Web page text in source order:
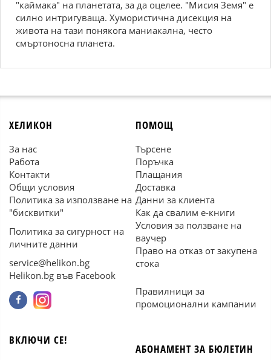
"каймака" на планетата, за да оцелее. "Мисия Земя" е
силно интригуваща. Хумористична дисекция на
живота на тази понякога маниакална, често
смъртоносна планета.
ХЕЛИКОН
За нас
Работа
Контакти
Общи условия
Политика за използване на
"бисквитки"
Политика за сигурност на
личните данни
service@helikon.bg
Helikon.bg във Facebook
ПОМОЩ
Търсене
Поръчка
Плащания
Доставка
Данни за клиента
Как да свалим е-книги
Условия за ползване на
ваучер
Право на отказ от закупена
стока
Правилници за
промоционални кампании
ВКЛЮЧИ СЕ!
АБОНАМЕНТ ЗА БЮЛЕТИН